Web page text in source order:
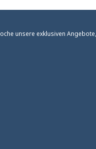
unsere exklusiven